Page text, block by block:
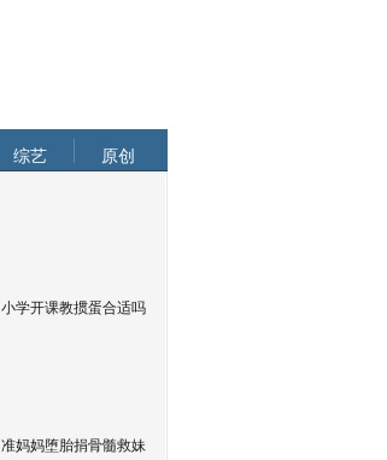
综艺 原创
小学开课教掼蛋合适吗
准妈妈堕胎捐骨髓救妹